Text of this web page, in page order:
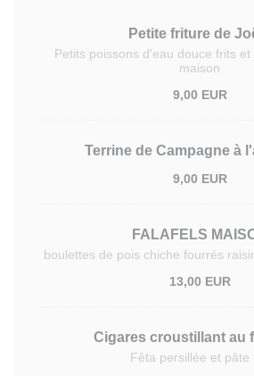
Petite friture de
Petits poissons d'eau douce frits
maison
9,00 EUR
Terrine de Campagne à
9,00 EUR
FALAFELS
boulettes de pois chiche fourrés
13,00 EUR
Cigares croustillant au
Fêta persillée et pâte